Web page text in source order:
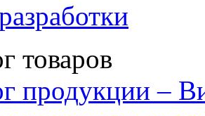
товаров
продукции –